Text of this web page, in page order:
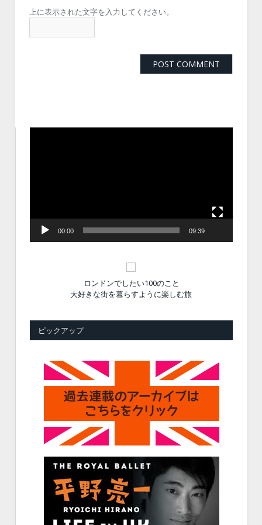
上に表示された文字を入力してください。
00:00 09:39
ロンドンでしたい100のこと
大好きな街を暮らすように楽しむ旅
ピックアップ